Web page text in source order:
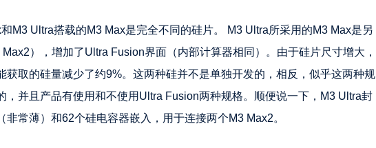
M3 Ultra搭载的M3 Max是完全不同的硅片。 M3 Ultra所采用的M3 Max是另
），增加了Ultra Fusion界面（内部计算器相同）。由于硅片尺寸增大，
获取的硅量减少了约9%。这两种硅并不是单独开发的，相反，似乎这两种规
，并且产品有使用和不使用Ultra Fusion两种规格。顺便说一下，M3 Ultra封
非常薄）和62个硅电容器嵌入，用于连接两个M3 Max2。